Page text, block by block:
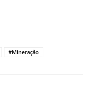
#Mineração